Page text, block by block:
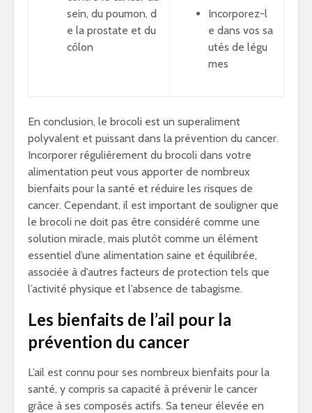
sein, du poumon, d
e la prostate et du
côlon
Incorporez-l
e dans vos sa
utés de légu
mes
En conclusion, le brocoli est un superaliment
polyvalent et puissant dans la prévention du cancer.
Incorporer régulièrement du brocoli dans votre
alimentation peut vous apporter de nombreux
bienfaits pour la santé et réduire les risques de
cancer. Cependant, il est important de souligner que
le brocoli ne doit pas être considéré comme une
solution miracle, mais plutôt comme un élément
essentiel d’une alimentation saine et équilibrée,
associée à d’autres facteurs de protection tels que
l’activité physique et l’absence de tabagisme.
Les bienfaits de l’ail pour la
prévention du cancer
L’ail est connu pour ses nombreux bienfaits pour la
santé, y compris sa capacité à prévenir le cancer
grâce à ses composés actifs. Sa teneur élevée en